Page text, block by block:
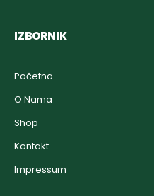
IZBORNIK
Početna
O Nama
Shop
Kontakt
Impressum